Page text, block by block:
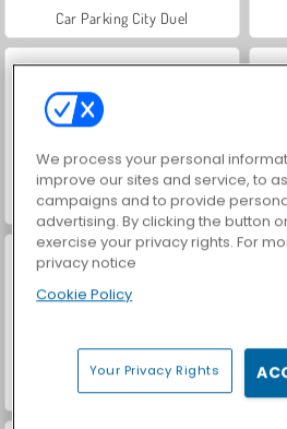
Car Parking City Duel
Hidden Object: Street of Secrets
Casino World
We process your personal
improve our sites and service, to
campaigns and to provide
advertising. By clicking the button
exercise your privacy rights. For
privacy notice
Cookie Policy
Your Privacy Rights